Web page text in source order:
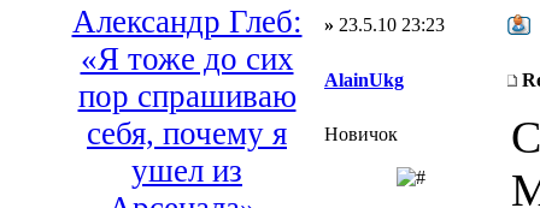
Александр Глеб:
«Я тоже до сих
пор спрашиваю
себя, почему я
ушел из
» 23.5.10 23:23
AlainUkg
Новичок